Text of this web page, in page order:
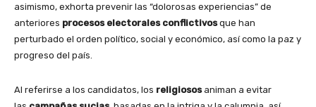
asimismo, exhorta prevenir las “dolorosas experiencias” de
anteriores procesos electorales conflictivosque han
perturbado el orden político, social y económico, así como la paz y
progreso del país.
Al referirse a los candidatos, los religiososaniman a evitar